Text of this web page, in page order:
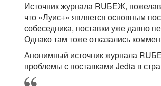
Источник журнала RUБЕЖ,
что «Луис+» является основным
собеседника, поставки уже давно
Однако там тоже отказались
Анонимный источник журнала
проблемы с поставками Jedia в